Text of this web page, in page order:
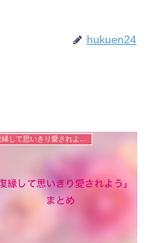
hukuen24
「復縁して思いきり愛されよう」まとめ